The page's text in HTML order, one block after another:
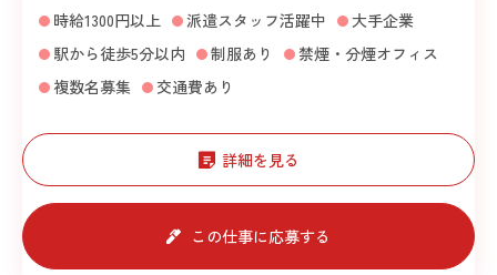
時給1300円以上
派遣スタッフ活躍中
大手企業
駅から徒歩5分以内
制服あり
禁煙・分煙オフィス
複数名募集
交通費あり
詳細を見る
この仕事に応募する